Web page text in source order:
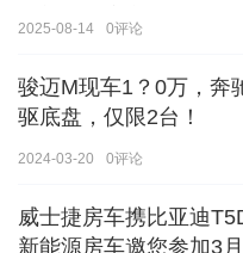
外补贴，房车生活轻松
2025-08-14 0评论
骏迈M现车1？0万，奔
驱底盘，仅限2台！
2024-03-20 0评论
威士捷房车携比亚迪
新能源房车邀您参加3